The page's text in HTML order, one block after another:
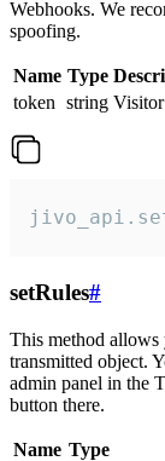
Webhooks. We
spoofing.
Name Type
token string
setRules#
This method allows
transmitted object.
admin panel in the
button there.
Name Type